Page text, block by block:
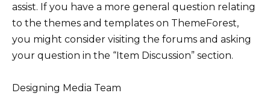
assist. If you have a more general question relating
to the themes and templates on ThemeForest,
you might consider visiting the forums and asking
your question in the “Item Discussion” section.
Designing Media Team